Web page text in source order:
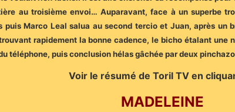
au troisième envoi… Auparavant, face à un superbe
puis Marco Leal salua au second tercio et Juan, après
rapidement la bonne cadence, le bicho étalant
téléphone, puis conclusion hélas gâchée par deux
Voir le résumé de Toril TV en
MADELEINE